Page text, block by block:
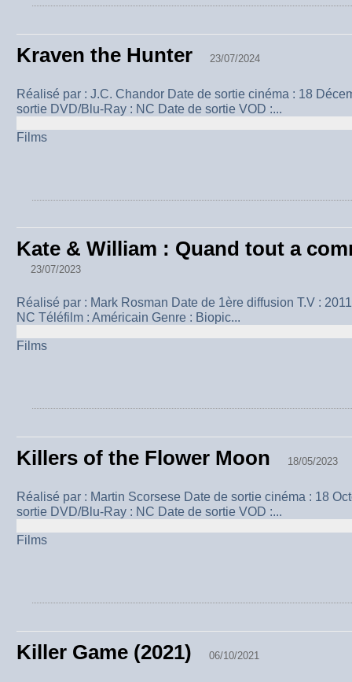
Kraven the Hunter 23/07/2024
Réalisé par : J.C. Chandor Date de sortie cinéma : 18
sortie DVD/Blu-Ray : NC Date de sortie VOD :...
Films
Kate & William : Quand tout a
23/07/2023
Réalisé par : Mark Rosman Date de 1ère diffusion T.V :
NC Téléfilm : Américain Genre : Biopic...
Films
Killers of the Flower Moon 18/05/2023
Réalisé par : Martin Scorsese Date de sortie cinéma : 18
sortie DVD/Blu-Ray : NC Date de sortie VOD :...
Films
Killer Game (2021) 06/10/2021